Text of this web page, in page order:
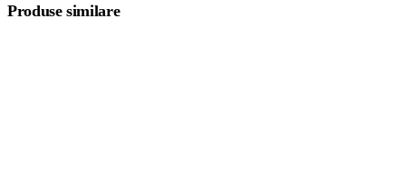
Produse similare